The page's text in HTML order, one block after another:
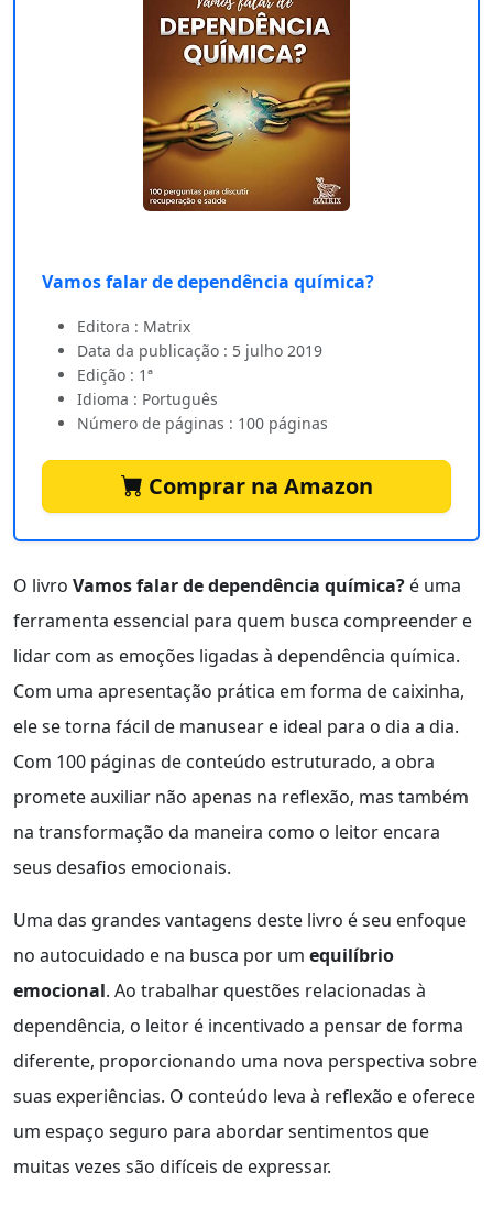
Vamos falar de dependência química?
Editora : Matrix
Data da publicação : 5 julho 2019
Edição : 1ª
Idioma : Português
Número de páginas : 100 páginas
Comprar na Amazon
O livro Vamos falar de dependência química? é uma
ferramenta essencial para quem busca compreender e
lidar com as emoções ligadas à dependência química.
Com uma apresentação prática em forma de caixinha,
ele se torna fácil de manusear e ideal para o dia a dia.
Com 100 páginas de conteúdo estruturado, a obra
promete auxiliar não apenas na reflexão, mas também
na transformação da maneira como o leitor encara
seus desafios emocionais.
Uma das grandes vantagens deste livro é seu enfoque
no autocuidado e na busca por um equilíbrio
emocional. Ao trabalhar questões relacionadas à
dependência, o leitor é incentivado a pensar de forma
diferente, proporcionando uma nova perspectiva sobre
suas experiências. O conteúdo leva à reflexão e oferece
um espaço seguro para abordar sentimentos que
muitas vezes são difíceis de expressar.